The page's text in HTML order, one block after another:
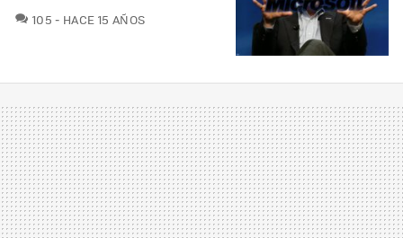
105 COMENTARIOS
HACE 15 AÑOS